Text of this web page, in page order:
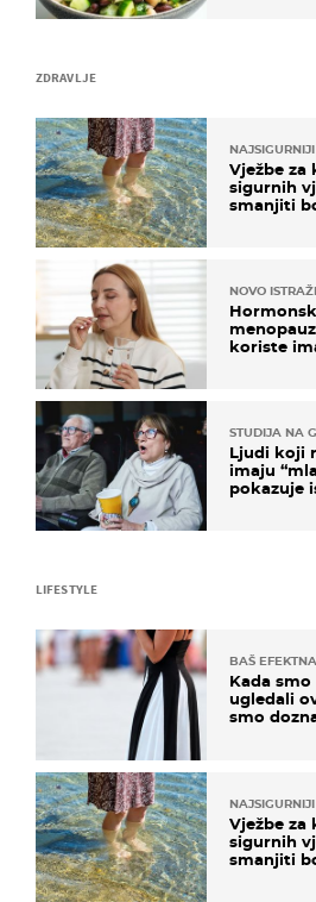
ZDRAVLJE
Vježbe za
sigurnih
smanjiti
NOVO
koriste
STUDIJA NA
Ljudi koji
imaju
pokazuje
LIFESTYLE
BAŠ EFEKTNA
Kada
ugledali
smo
Vježbe za
sigurnih
smanjiti